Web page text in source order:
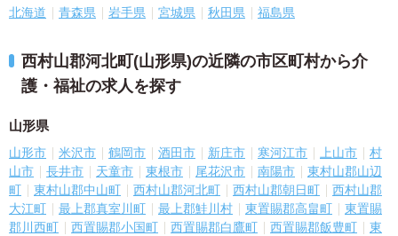
北海道 青森県 岩手県 宮城県 秋田県 福島県
西村山郡河北町(山形県)の近隣の市区町村から介
護・福祉の求人を探す
山形県
山形市 米沢市 鶴岡市 酒田市 新庄市 寒河江市 上山市
村
山市
長井市 天童市 東根市 尾花沢市 南陽市
東村山郡山辺
町
東村山郡中山町 西村山郡河北町 西村山郡朝日町
西村山郡
大江町
最上郡真室川町 最上郡鮭川村 東置賜郡高畠町
東置賜
郡川西町
西置賜郡小国町 西置賜郡白鷹町 西置賜郡飯豊町
東